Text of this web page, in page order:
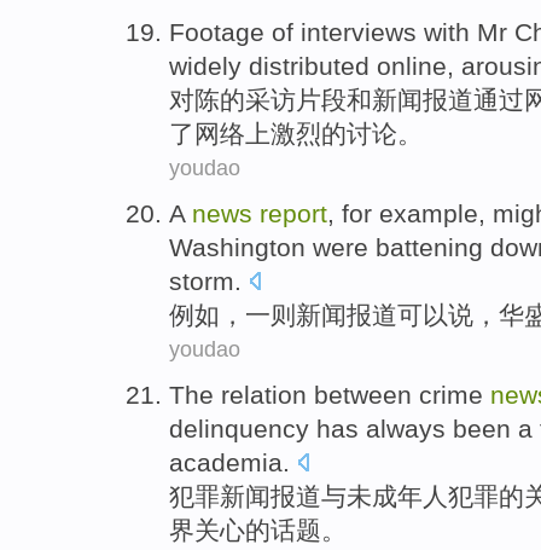
Footage of interviews with Mr
widely distributed online,
对陈的采访片段和新闻报道通过
了 网络 上激烈的讨论。
youdao
A news report, for example,
Washington were battening
storm.
例如 ，一则 新闻报道可以说 ， 华
youdao
The relation between crime
delinquency has always been a
academia.
犯罪新闻报道与未成年人 犯罪的
界关心的话题。